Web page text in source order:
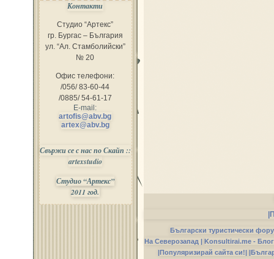
Контакти
Студио “Артекс”
гр. Бургас – България
ул. “Ал. Стамболийски”
№ 20
Офис телефони:
/056/ 83-60-44
/0885/ 54-61-17
E-mail:
artofis@abv.bg
artex@abv.bg
Свържи се с нас по Скайп ::
artexstudio
Студио “Артекс”
2011 год.
Български туристически
На Северозапад | Konsultirai.me -
|Популяризирай сайта си!|